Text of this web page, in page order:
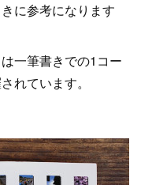
に参考になります
一筆書きでの1コー
れています。